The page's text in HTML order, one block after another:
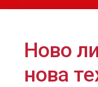
Ново
нова